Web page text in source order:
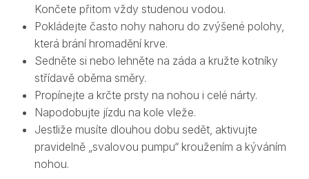
Končete přitom vždy studenou vodou.
Pokládejte často nohy nahoru do zvýšené polohy,
která brání hromadění krve.
Sedněte si nebo lehněte na záda a kružte kotníky
střídavě oběma směry.
Propínejte a krčte prsty na nohou i celé nárty.
Napodobujte jízdu na kole vleže.
Jestliže musíte dlouhou dobu sedět, aktivujte
pravidelně „svalovou pumpu“ kroužením a kýváním
nohou.